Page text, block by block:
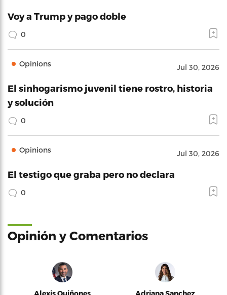
Voy a Trump y pago doble
0
Opinions Jul 30, 2026
El sinhogarismo juvenil tiene rostro, historia
y solución
0
Opinions Jul 30, 2026
El testigo que graba pero no declara
0
Opinión y Comentarios
Alexis Quiñones Adriana Sanchez